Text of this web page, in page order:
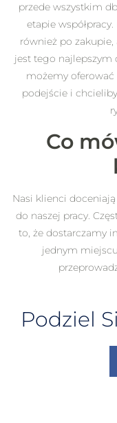
przede wszystkim
etapie
również po
jest tego najlepszym
możemy
podejście i
Co
Nasi klienci
do naszej pracy.
to, że dostarczamy
jednym
Podziel